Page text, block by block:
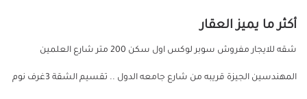
أكثر ما يميز العقار
شقه للايجار مفروش سوبر لوكس اول سكن 200 متر شارع العلمين
المهندسين الجيزة قريبه من شارع جامعه الدول .. تقسيم الشقة 3غرف نوم